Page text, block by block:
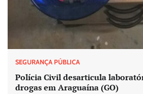
SEGURANÇA PÚBLICA
Polícia Civil desarticula
drogas em Araguaína (GO)